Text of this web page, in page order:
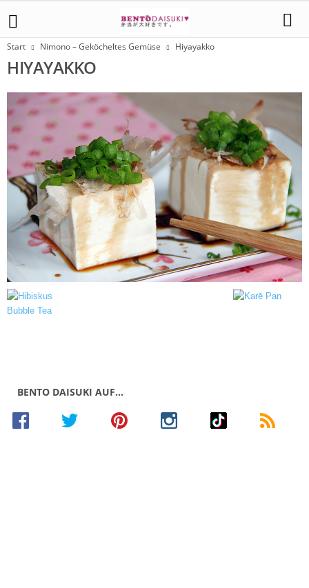
Start Nimono – Geköcheltes Gemüse Hiyayakko
HIYAYAKKO
BENTO DAISUKI AUF…